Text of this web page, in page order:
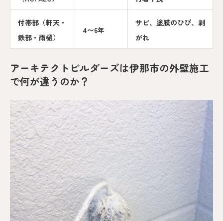
付帯部（軒天・
鉄部・雨樋）
4〜6年
サビ、塗膜のひび、剥
がれ
アーキテクトビルダーズは伊那市の外壁施工
で何が違うのか？